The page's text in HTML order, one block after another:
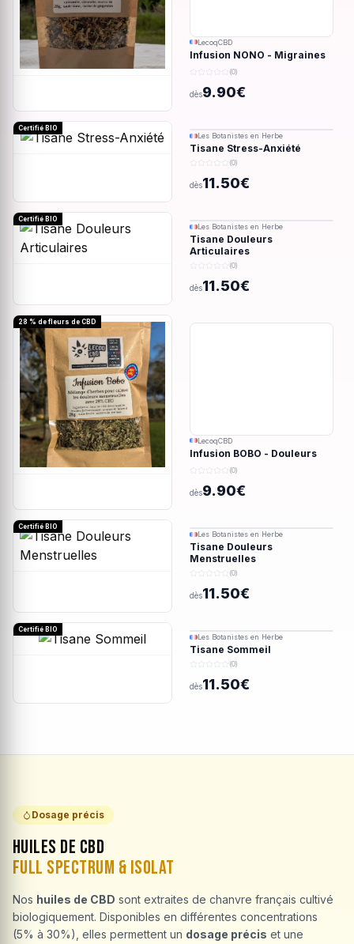
LecoqCBD
Infusion NONO - Migraines
& douleurs - 28g
(0)
dès9.90€
Certifié BIO
Les Botanistes en Herbe
Tisane Stress-Anxiété
(0)
dès11.50€
Certifié BIO
Les Botanistes en Herbe
Tisane Douleurs
Articulaires
(0)
dès11.50€
28 % de fleurs de CBD
LecoqCBD
Infusion BOBO - Douleurs
menstruelles - 28g
(0)
dès9.90€
Certifié BIO
Les Botanistes en Herbe
Tisane Douleurs
Menstruelles
(0)
dès11.50€
Certifié BIO
Les Botanistes en Herbe
Tisane Sommeil
(0)
dès11.50€
Dosage précis
Huiles de CBD
Full Spectrum & Isolat
Nos huiles de CBD sont extraites de chanvre français cultivé
biologiquement. Disponibles en différentes concentrations
(5% à 30%), elles permettent un dosage précis et une